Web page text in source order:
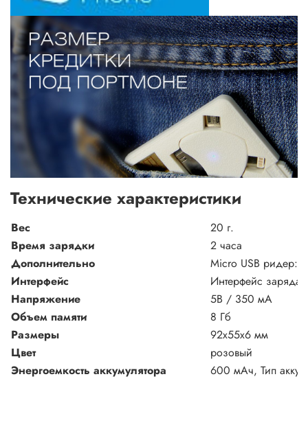
Технические характеристики
Вес
20 г.
Время зарядки
2 часа
Дополнительно
Micro USB ридер:
Интерфейс
Интерфейс
Напряжение
5В / 350 мА
Объем памяти
8 Гб
Размеры
92х55х6 мм
Цвет
розовый
Энергоемкость аккумулятора
600 мАч, Тип